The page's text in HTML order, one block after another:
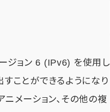
ジョン 6 (IPv6) を使用し
ことができるようになり
メーション、その他の複